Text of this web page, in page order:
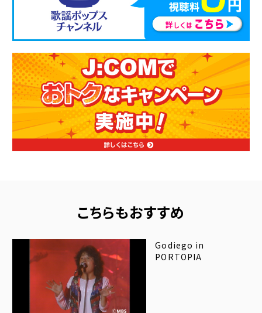
こちらもおすすめ
Godiego in
PORTOPIA